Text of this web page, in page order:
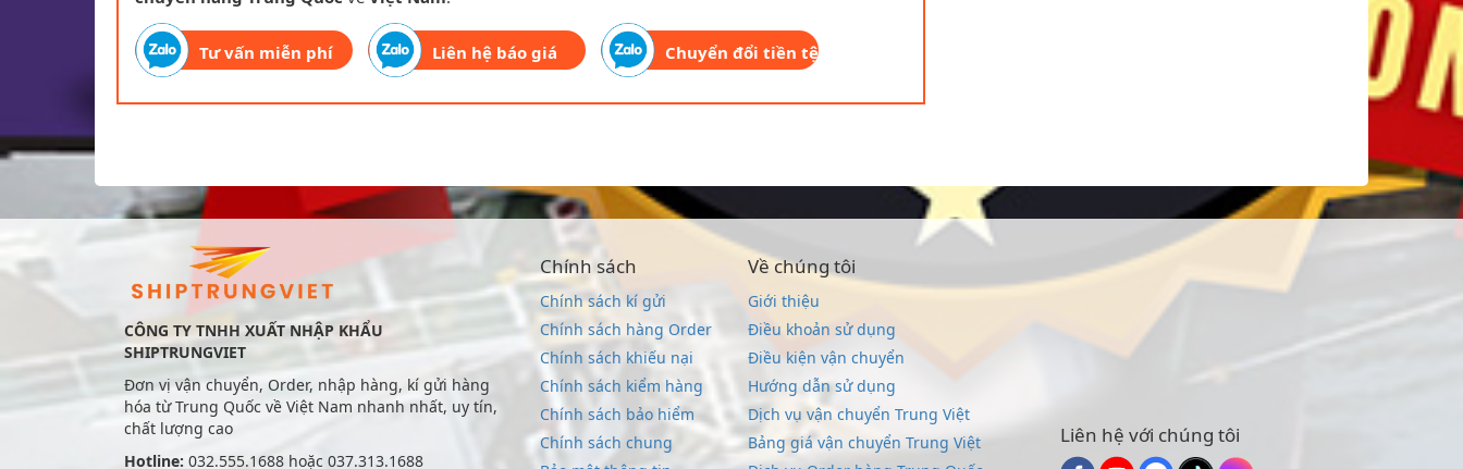
Tư vấn miễn phí Liên hệ báo giá Chuyển đổi tiền tệ
CÔNG TY TNHH XUẤT NHẬP KHẨU
SHIPTRUNGVIET
Đơn vị vận chuyển, Order, nhập hàng, kí gửi hàng
hóa từ Trung Quốc về Việt Nam nhanh nhất, uy tín,
chất lượng cao
Hotline:032.555.1688 hoặc 037.313.1688
Chính sách
Chính sách kí gửi
Chính sách hàng Order
Chính sách khiếu nại
Chính sách kiểm hàng
Chính sách bảo hiểm
Chính sách chung
Về chúng tôi
Giới thiệu
Điều khoản sử dụng
Điều kiện vận chuyển
Hướng dẫn sử dụng
Dịch vụ vận chuyển Trung Việt
Bảng giá vận chuyển Trung Việt
Liên hệ với chúng tôi